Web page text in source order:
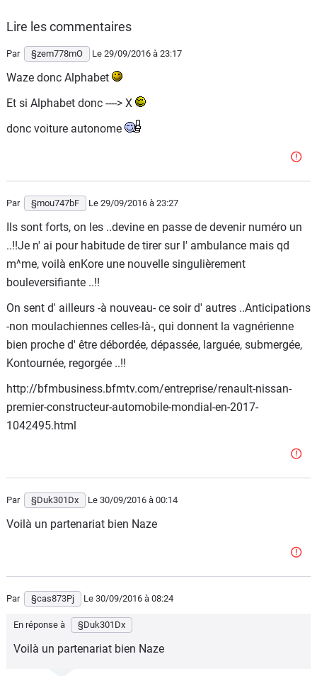
Services
Forum
Moto
Lire les commentaires
Par §zem778mO Le 29/09/2016 à 23:17
Waze donc Alphabet
Et si Alphabet donc ----> X
donc voiture autonome
Par §mou747bF Le 29/09/2016 à 23:27
Ils sont forts, on les ..devine en passe de devenir numéro un
..!!Je n' ai pour habitude de tirer sur l' ambulance mais qd
m^me, voilà enKore une nouvelle singulièrement
bouleversifiante ..!!
On sent d' ailleurs -à nouveau- ce soir d' autres ..Anticipations
-non moulachiennes celles-là-, qui donnent la vagnérienne
bien proche d' être débordée, dépassée, larguée, submergée,
Kontournée, regorgée ..!!
http://bfmbusiness.bfmtv.com/entreprise/renault-nissan-
premier-constructeur-automobile-mondial-en-2017-
1042495.html
Par §Duk301Dx Le 30/09/2016 à 00:14
Voilà un partenariat bien Naze
Par §cas873Pj Le 30/09/2016 à 08:24
En réponse à §Duk301Dx
Voilà un partenariat bien Naze